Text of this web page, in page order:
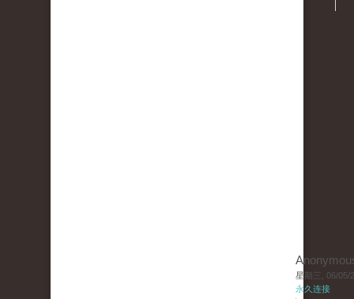
星期三, 06/05/
永久连接